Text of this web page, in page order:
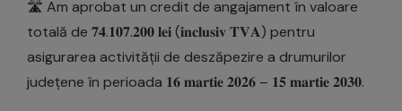
🛣 Am aprobat un credit de angajament în valoare
totală de 𝟕𝟒.𝟏𝟎𝟕.𝟐𝟎𝟎 𝐥𝐞𝐢 (𝐢𝐧𝐜𝐥𝐮𝐬𝐢𝐯 𝐓𝐕𝐀) pentru
asigurarea activității de deszăpezire a drumurilor
județene în perioada 𝟏𝟔 𝐦𝐚𝐫𝐭𝐢𝐞 𝟐𝟎𝟐𝟔 – 𝟏𝟓 𝐦𝐚𝐫𝐭𝐢𝐞 𝟐𝟎𝟑𝟎.